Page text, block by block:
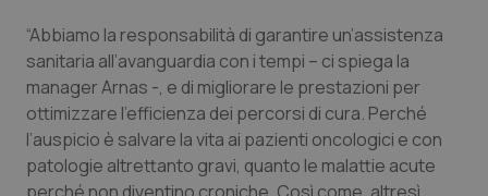
Tumori gastrointestinali
Ulcera & Reflusso
Vaccini
“Abbiamo la responsabilità di garantire un’assistenza
sanitaria all’avanguardia con i tempi – ci spiega la
manager Arnas -, e di migliorare le prestazioni per
ottimizzare l’efficienza dei percorsi di cura. Perché
l’auspicio è salvare la vita ai pazienti oncologici e con
patologie altrettanto gravi, quanto le malattie acute